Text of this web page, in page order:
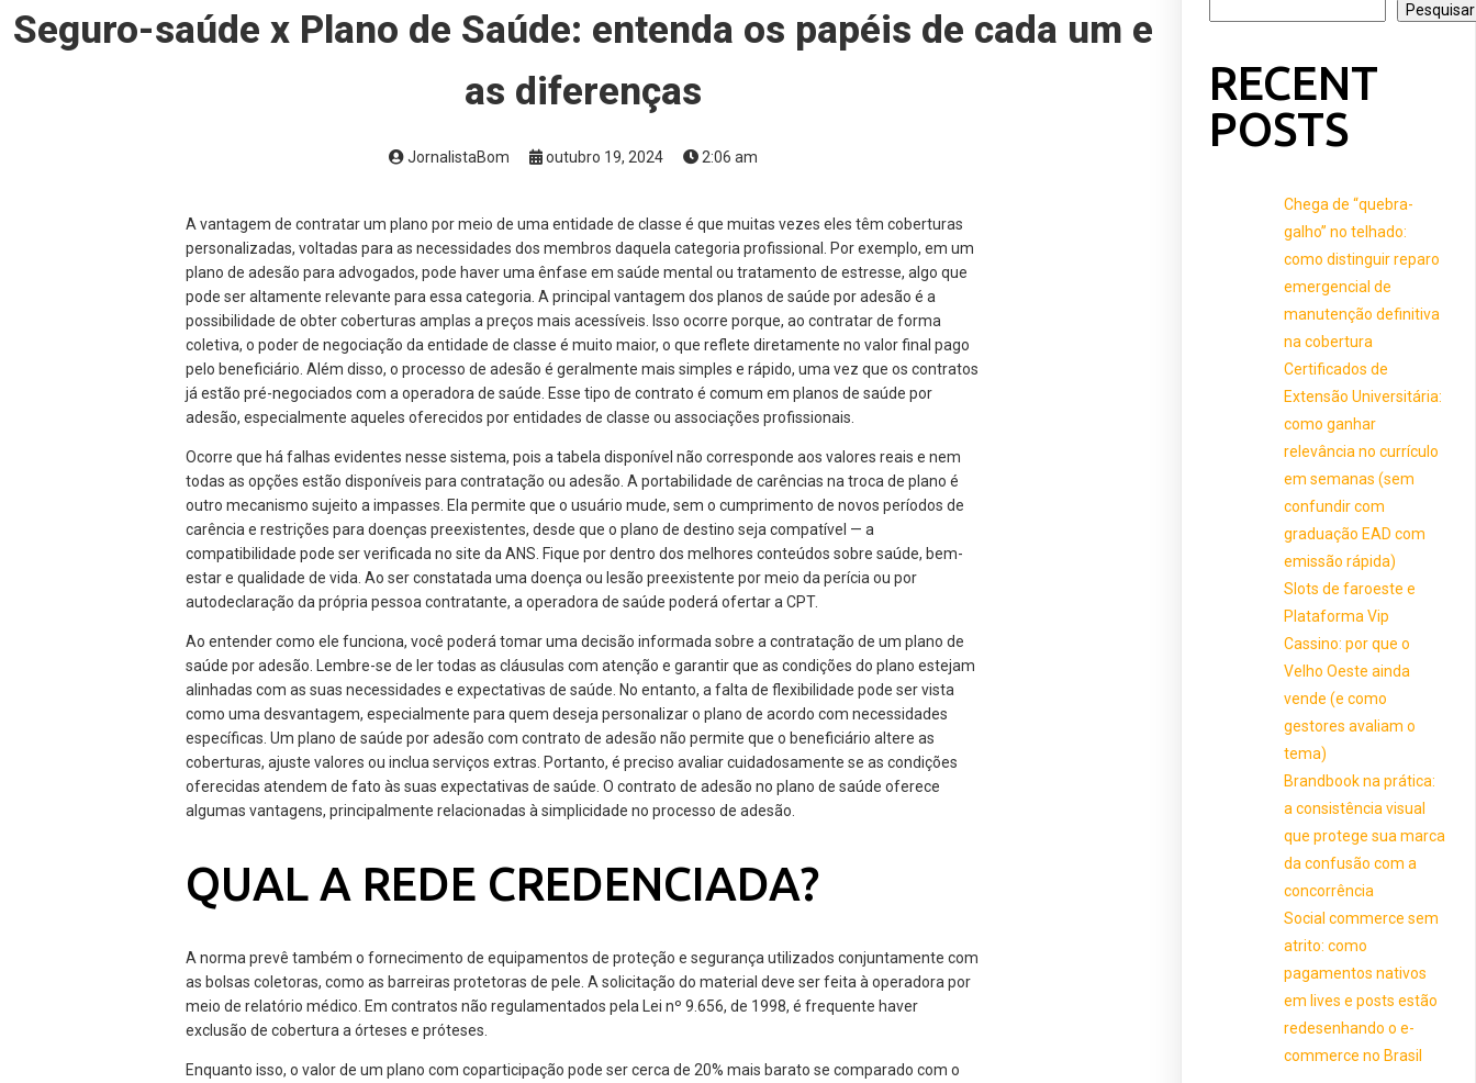
Seguro-saúde x Plano de Saúde: entenda os papéis de cada um e
as diferenças
JornalistaBom outubro 19, 2024 2:06 am
A vantagem de contratar um plano por meio de uma entidade de classe é que muitas vezes eles têm coberturas
personalizadas, voltadas para as necessidades dos membros daquela categoria profissional. Por exemplo, em um
plano de adesão para advogados, pode haver uma ênfase em saúde mental ou tratamento de estresse, algo que
pode ser altamente relevante para essa categoria. A principal vantagem dos planos de saúde por adesão é a
possibilidade de obter coberturas amplas a preços mais acessíveis. Isso ocorre porque, ao contratar de forma
coletiva, o poder de negociação da entidade de classe é muito maior, o que reflete diretamente no valor final pago
pelo beneficiário. Além disso, o processo de adesão é geralmente mais simples e rápido, uma vez que os contratos
já estão pré-negociados com a operadora de saúde. Esse tipo de contrato é comum em planos de saúde por
adesão, especialmente aqueles oferecidos por entidades de classe ou associações profissionais.
Ocorre que há falhas evidentes nesse sistema, pois a tabela disponível não corresponde aos valores reais e nem
todas as opções estão disponíveis para contratação ou adesão. A portabilidade de carências na troca de plano é
outro mecanismo sujeito a impasses. Ela permite que o usuário mude, sem o cumprimento de novos períodos de
carência e restrições para doenças preexistentes, desde que o plano de destino seja compatível — a
compatibilidade pode ser verificada no site da ANS. Fique por dentro dos melhores conteúdos sobre saúde, bem-
estar e qualidade de vida. Ao ser constatada uma doença ou lesão preexistente por meio da perícia ou por
autodeclaração da própria pessoa contratante, a operadora de saúde poderá ofertar a CPT.
Ao entender como ele funciona, você poderá tomar uma decisão informada sobre a contratação de um plano de
saúde por adesão. Lembre-se de ler todas as cláusulas com atenção e garantir que as condições do plano estejam
alinhadas com as suas necessidades e expectativas de saúde. No entanto, a falta de flexibilidade pode ser vista
como uma desvantagem, especialmente para quem deseja personalizar o plano de acordo com necessidades
específicas. Um plano de saúde por adesão com contrato de adesão não permite que o beneficiário altere as
coberturas, ajuste valores ou inclua serviços extras. Portanto, é preciso avaliar cuidadosamente se as condições
oferecidas atendem de fato às suas expectativas de saúde. O contrato de adesão no plano de saúde oferece
algumas vantagens, principalmente relacionadas à simplicidade no processo de adesão.
QUAL A REDE CREDENCIADA?
A norma prevê também o fornecimento de equipamentos de proteção e segurança utilizados conjuntamente com
as bolsas coletoras, como as barreiras protetoras de pele. A solicitação do material deve ser feita à operadora por
meio de relatório médico. Em contratos não regulamentados pela Lei nº 9.656, de 1998, é frequente haver
exclusão de cobertura a órteses e próteses.
Enquanto isso, o valor de um plano com coparticipação pode ser cerca de 20% mais barato se comparado com o
Pesquisar
RECENT
POSTS
Chega de “quebra-
galho” no telhado:
como distinguir reparo
emergencial de
manutenção definitiva
na cobertura
Certificados de
Extensão Universitária:
como ganhar
relevância no currículo
em semanas (sem
confundir com
graduação EAD com
emissão rápida)
Slots de faroeste e
Plataforma Vip
Cassino: por que o
Velho Oeste ainda
vende (e como
gestores avaliam o
tema)
Brandbook na prática:
a consistência visual
que protege sua marca
da confusão com a
concorrência
Social commerce sem
atrito: como
pagamentos nativos
em lives e posts estão
redesenhando o e-
commerce no Brasil